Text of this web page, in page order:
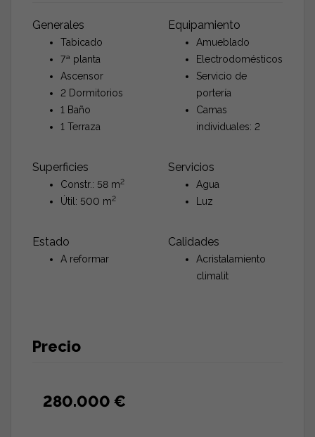
Generales
Tabicado
7ª planta
Ascensor
2 Dormitorios
1 Baño
1 Terraza
Superficies
Constr.: 58 m2
Útil: 500 m2
Estado
A reformar
Equipamiento
Amueblado
Electrodomésticos
Servicio de
portería
Camas
individuales: 2
Servicios
Agua
Luz
Calidades
Acristalamiento
climalit
Precio
280.000 €